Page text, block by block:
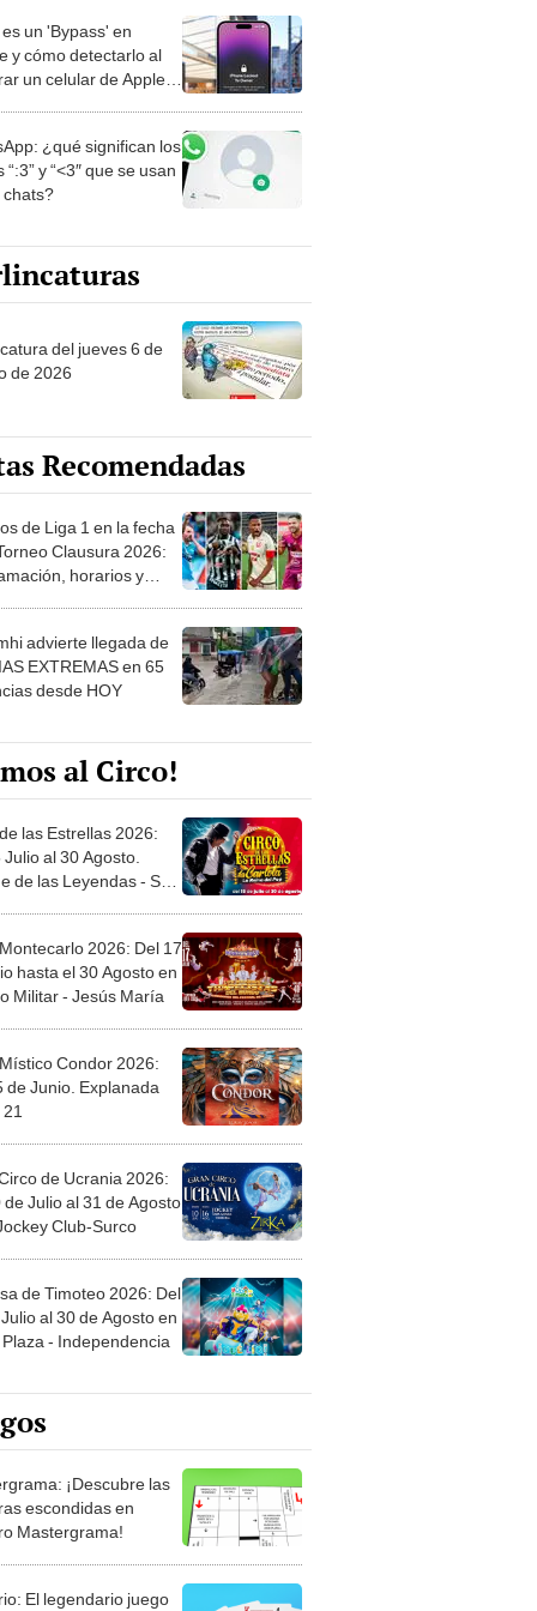
un 'Bypass' en
y cómo detectarlo al
un celular de Apple
¿qué significan los
“:3” y “<3″ que se usan
chats?
del jueves 6 de
de 2026
Recomendadas
de Liga 1 en la fecha
Clausura 2026:
horarios y
advierte llegada de
EXTREMAS en 65
desde HOY
al Circo!
las Estrellas 2026:
Julio al 30 Agosto.
de las Leyendas - San
2026: Del 17
hasta el 30 Agosto en
Militar - Jesús María
Condor 2026:
de Junio. Explanada
de Ucrania 2026:
de Julio al 31 de Agosto
Club-Surco
de Timoteo 2026: Del
al 30 de Agosto en
- Independencia
¡Descubre las
escondidas en
Mastergrama!
El legendario juego